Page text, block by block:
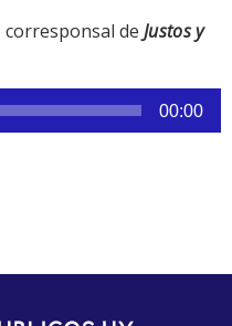
de Justos y
00:00